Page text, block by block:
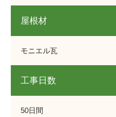
屋根材
モニエル瓦
工事日数
50日間